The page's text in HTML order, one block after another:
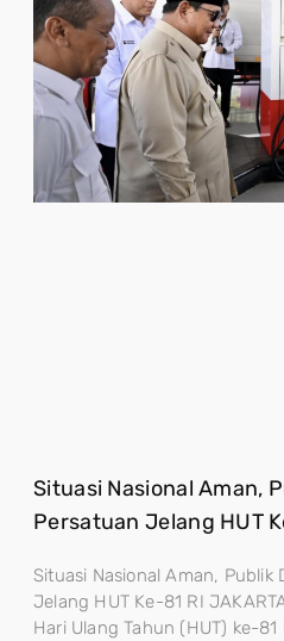
Situasi Nasional Aman,
Persatuan Jelang HUT
Situasi Nasional Aman, Publik
Jelang HUT Ke-81 RI
Hari Ulang Tahun (HUT) ke-